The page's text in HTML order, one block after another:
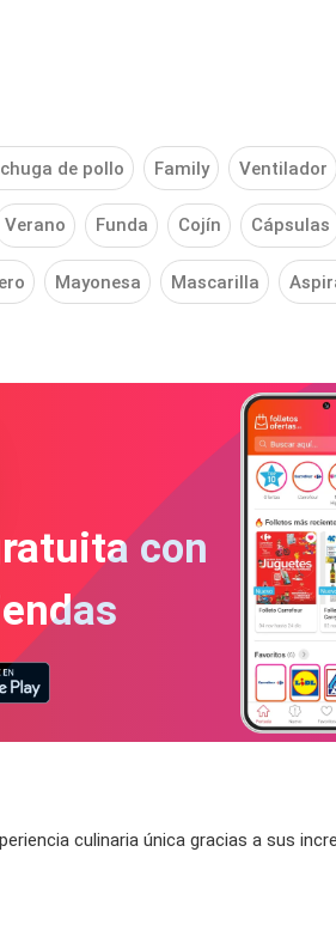
de pollo Family Ventilador
Verano Funda Cojín Cápsulas
Mayonesa Mascarilla
con
culinaria única gracias a sus